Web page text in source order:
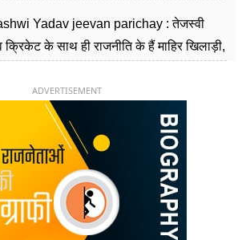
Yadav jeevan parichay : तेजस्वी
क्रिकेट के साथ ही राजनीति के हैं माहिर खिलाड़ी,
ADVERTISEMENT